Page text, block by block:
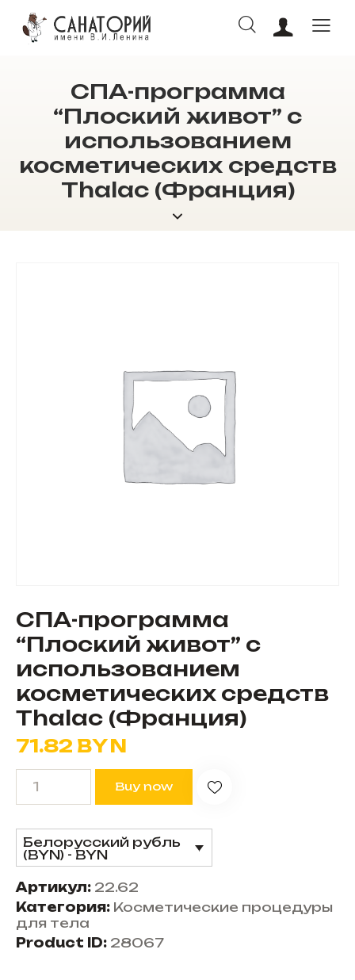
СПА-программа
“Плоский живот” с
использованием
косметических средств
Thalac (Франция)
ОНЛАЙН БРОНИРОВАНИЕ
СПА-программа
“Плоский живот” с
использованием
косметических средств
Thalac (Франция)
71.82 BYN
Buy now
Белорусский рубль
(BYN) - BYN
Артикул: 22.62
Категория: Косметические процедуры
для тела
Product ID: 28067